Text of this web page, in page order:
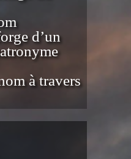
d’un
à travers